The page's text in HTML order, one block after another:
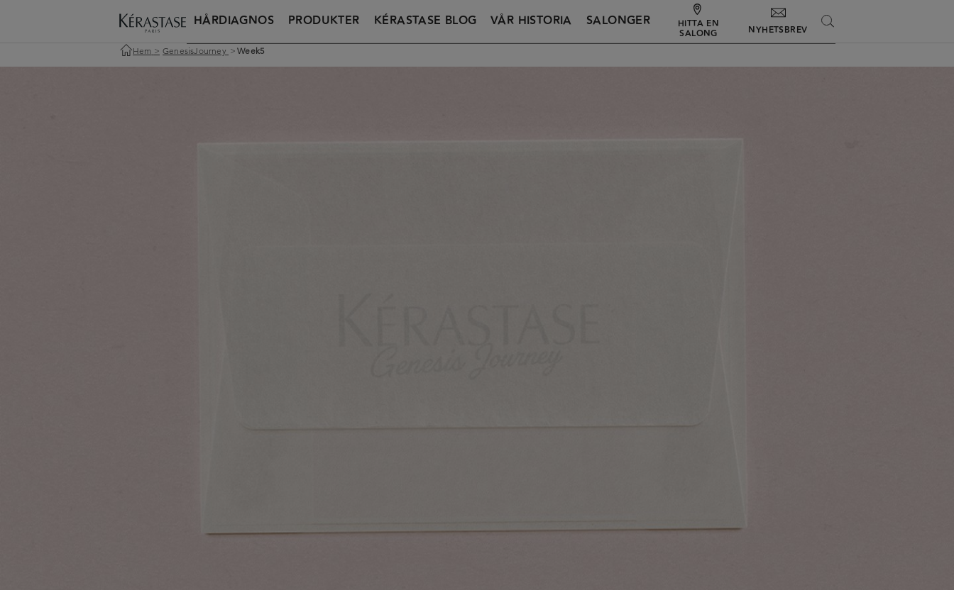
HÅRDIAGNOS PRODUKTER KÉRASTASE BLOG VÅR HISTORIA SALONGER HITTA EN
SALONG NYHETSBREV
SEARCH
Hem > GenesisJourney > Week5